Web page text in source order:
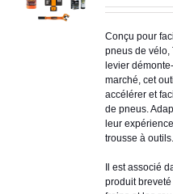
initial
Conçu pour
pneus de vélo,
levier
marché, cet
accélérer et
de pneus.
leur
trousse à outils.
Il est associé
produit